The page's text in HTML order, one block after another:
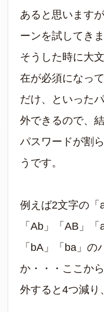
あると思います
ーンを試してきま
そうした時に大
在が必須になっ
だけ、といった
外できるので、
パスワードが割
うです。
例えば2文字の「
「Ab」「AB」
「bA」「ba」の
か・・・ここか
外すると4つ減り